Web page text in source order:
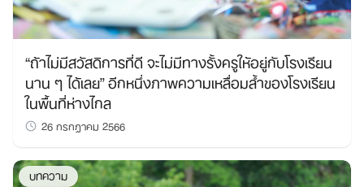
“ถ้าไม่มีสวัสดิการที่ดี จะไม่มีทางรั้งครูให้อยู่กับโรงเรียน
นาน ๆ ได้เลย” อีกหนึ่งภาพความเหลื่อมล้ำของโรงเรียน
ในพื้นที่ห่างไกล
26 กรกฎาคม 2566
บทความ